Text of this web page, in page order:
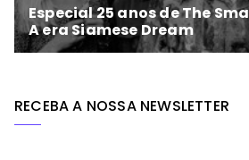
RECEBA A NOSSA NEWSLETTER